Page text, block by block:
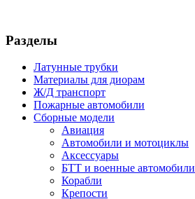
Разделы
Латунные трубки
Материалы для диорам
Ж/Д транспорт
Пожарные автомобили
Сборные модели
Авиация
Автомобили и мотоциклы
Аксессуары
БТТ и военные автомобили
Корабли
Крепости